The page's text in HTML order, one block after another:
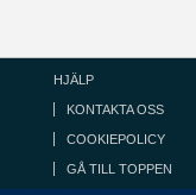
HJÄLP
KONTAKTA OSS
COOKIEPOLICY
GÅ TILL TOPPEN